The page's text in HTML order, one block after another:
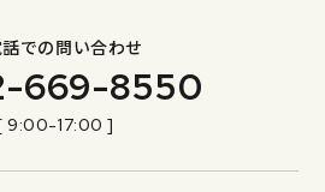
での問い合わせ
669-8550
9:00-17:00 ]